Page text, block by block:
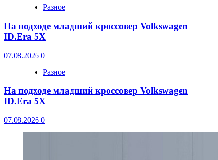
Разное
На подходе младший кроссовер Volkswagen
ID.Era 5X
07.08.2026 0
Разное
На подходе младший кроссовер Volkswagen
ID.Era 5X
07.08.2026 0